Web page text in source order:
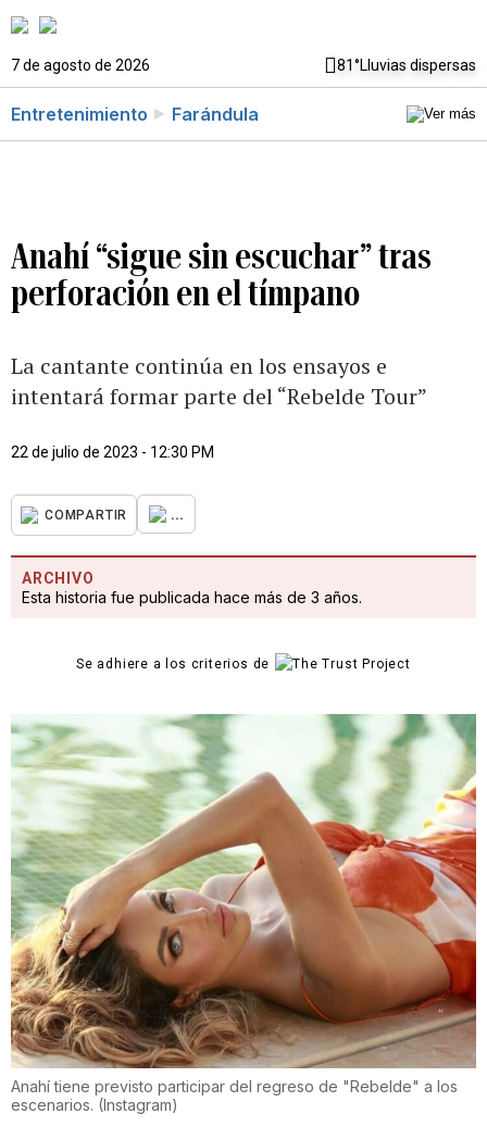
7 de agosto de 2026 81°Lluvias dispersas
Entretenimiento Farándula
Anahí “sigue sin escuchar” tras
perforación en el tímpano
La cantante continúa en los ensayos e
intentará formar parte del “Rebelde Tour”
22 de julio de 2023 - 12:30 PM
COMPARTIR ...
ARCHIVO
Esta historia fue publicada hace más de 3 años.
Se adhiere a los criterios de
Anahí tiene previsto participar del regreso de "Rebelde" a los
escenarios. (Instagram)